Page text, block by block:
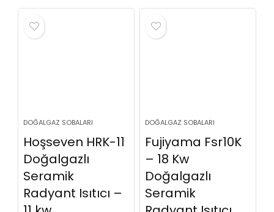
DOĞALGAZ SOBALARI
Hoşseven HRK-11
Doğalgazlı
Seramik
Radyant Isıtıcı –
DOĞALGAZ SOBALARI
Fujiyama Fsr10K
– 18 Kw
Doğalgazlı
Seramik